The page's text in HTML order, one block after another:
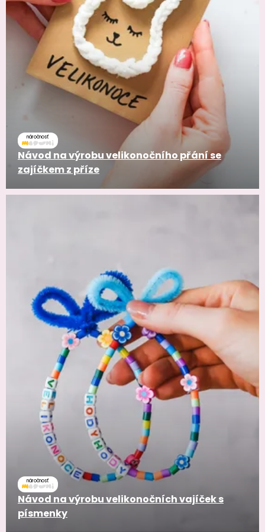
náročnosť
Návod na výrobu velikonočního přání se
zajíčkem z příze
náročnosť
Návod na výrobu velikonočních vajíček s
písmenky